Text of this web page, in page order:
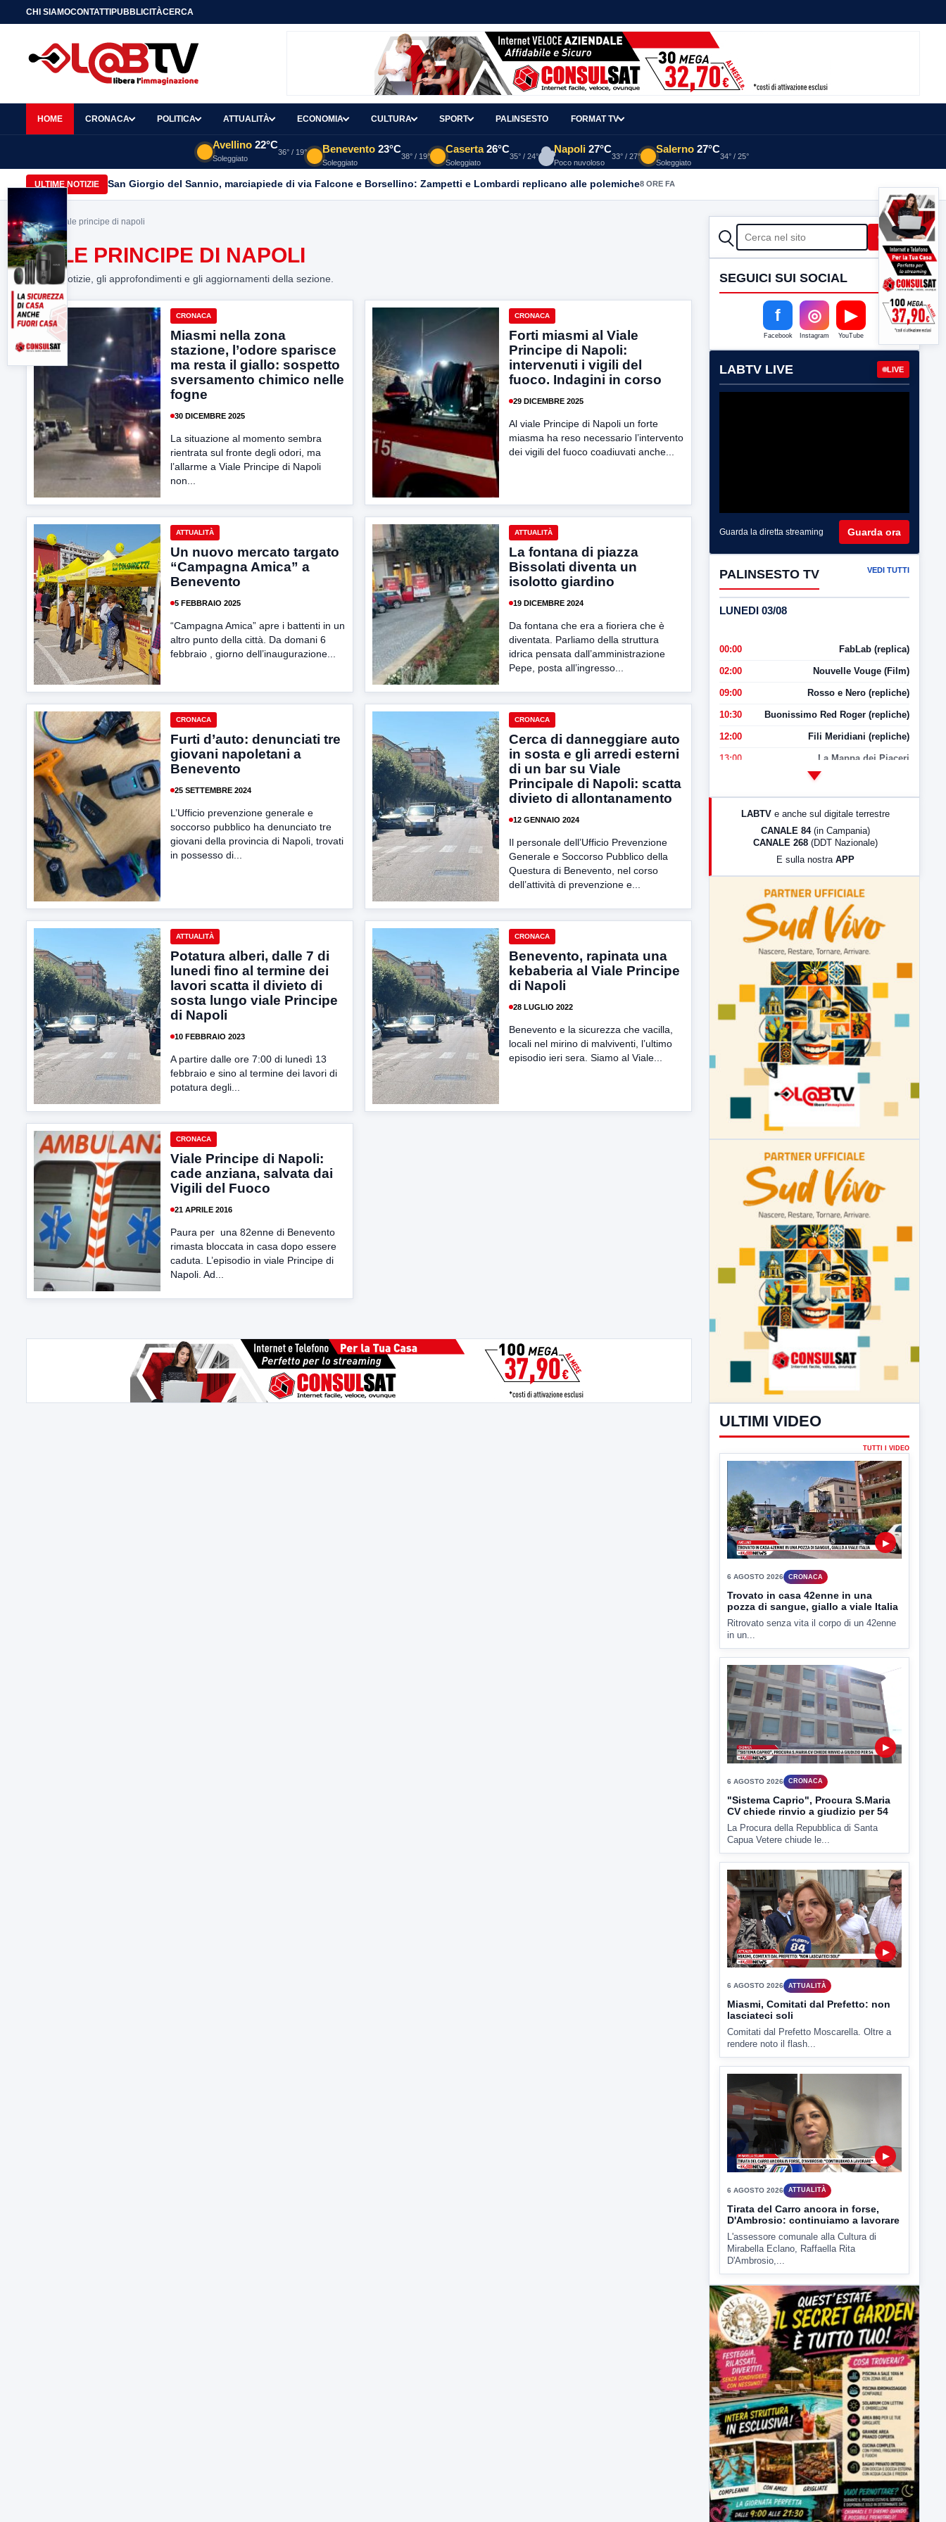
CHI SIAMOCONTATTIPUBBLICITÀCERCA
HOME CRONACA POLITICA ATTUALITÀ ECONOMIA CULTURA SPORT PALINSESTO FORMAT TV
Avellino 22°C
Soleggiato
36° / 19° Benevento 23°C
Soleggiato
38° / 19°
Caserta 26°C
Soleggiato
35° / 24°
Napoli 27°C
Poco nuvoloso
33° / 27°
Salerno 27°C
Soleggiato
34° / 25°
ULTIME NOTIZIE San Giorgio del Sannio, marciapiede di via Falcone e Borsellino: Zampetti e Lombardi replicano alle polemiche8 ORE FA
Home> viale principe di napoli
VIALE PRINCIPE DI NAPOLI
Tutte le notizie, gli approfondimenti e gli aggiornamenti della sezione.
CRONACA
Miasmi nella zona
stazione, l’odore sparisce
ma resta il giallo: sospetto
sversamento chimico nelle
fogne
30 DICEMBRE 2025
La situazione al momento sembra
rientrata sul fronte degli odori, ma
l’allarme a Viale Principe di Napoli
non...
CRONACA
Forti miasmi al Viale
Principe di Napoli:
intervenuti i vigili del
fuoco. Indagini in corso
29 DICEMBRE 2025
Al viale Principe di Napoli un forte
miasma ha reso necessario l’intervento
dei vigili del fuoco coadiuvati anche...
ATTUALITÀ
Un nuovo mercato targato
“Campagna Amica” a
Benevento
5 FEBBRAIO 2025
“Campagna Amica” apre i battenti in un
altro punto della città. Da domani 6
febbraio , giorno dell’inaugurazione...
ATTUALITÀ
La fontana di piazza
Bissolati diventa un
isolotto giardino
19 DICEMBRE 2024
Da fontana che era a fioriera che è
diventata. Parliamo della struttura
idrica pensata dall’amministrazione
Pepe, posta all’ingresso...
CRONACA
Furti d’auto: denunciati tre
giovani napoletani a
Benevento
25 SETTEMBRE 2024
L’Ufficio prevenzione generale e
soccorso pubblico ha denunciato tre
giovani della provincia di Napoli, trovati
in possesso di...
CRONACA
Cerca di danneggiare auto
in sosta e gli arredi esterni
di un bar su Viale
Principale di Napoli: scatta
divieto di allontanamento
12 GENNAIO 2024
Il personale dell’Ufficio Prevenzione
Generale e Soccorso Pubblico della
Questura di Benevento, nel corso
dell’attività di prevenzione e...
ATTUALITÀ
Potatura alberi, dalle 7 di
lunedi fino al termine dei
lavori scatta il divieto di
sosta lungo viale Principe
di Napoli
10 FEBBRAIO 2023
A partire dalle ore 7:00 di lunedì 13
febbraio e sino al termine dei lavori di
potatura degli...
CRONACA
Benevento, rapinata una
kebaberia al Viale Principe
di Napoli
28 LUGLIO 2022
Benevento e la sicurezza che vacilla,
locali nel mirino di malviventi, l’ultimo
episodio ieri sera. Siamo al Viale...
CRONACA
Viale Principe di Napoli:
cade anziana, salvata dai
Vigili del Fuoco
21 APRILE 2016
Paura per una 82enne di Benevento
rimasta bloccata in casa dopo essere
caduta. L’episodio in viale Principe di
Napoli. Ad...
CERCA Cerca
SEGUICI SUI SOCIAL
f
Facebook
◎
Instagram
▶
YouTube
LABTV LIVE LIVE
Guarda la diretta streaming Guarda ora
PALINSESTO TV VEDI TUTTI
LUNEDI 03/08
00:00 FabLab (replica)
02:00 Nouvelle Vouge (Film)
09:00 Rosso e Nero (repliche)
10:30 Buonissimo Red Roger (repliche)
12:00 Fili Meridiani (repliche)
13:00 La Mappa dei Piaceri
LabNews (Diretta)
LabNews (replica)
LABTV e anche sul digitale terrestre
CANALE 84 (in Campania)
CANALE 268 (DDT Nazionale)
E sulla nostra APP
ULTIMI VIDEO
▶
Trovato in casa 42enne in una
pozza di sangue, giallo a viale Italia
Ritrovato senza vita il corpo di un 42enne
in un...
6 AGOSTO 2026
"Sistema Caprio", Procura S.Maria
CV chiede rinvio a giudizio per 54
La Procura della Repubblica di Santa
Capua Vetere chiude le...
6 AGOSTO 2026 ATTUALITÀ
Miasmi, Comitati dal Prefetto: non
lasciateci soli
Comitati dal Prefetto Moscarella. Oltre a
rendere noto il flash...
Tirata del Carro ancora in forse,
D'Ambrosio: continuiamo a lavorare
L'assessore comunale alla Cultura di
Mirabella Eclano, Raffaella Rita
D'Ambrosio,...